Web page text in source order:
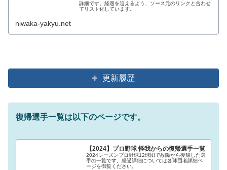
詳細です。経過を追えるよう、ソース元のリンクと合わせ
てリスト化しています。
niwaka-yakyu.net
更新履歴
復帰選手一覧は以下のページです。
【2024】プロ野球 怪我からの復帰選手一覧
2024シーズンプロ野球12球団で故障から復帰した選
手の一覧です。経過詳細については各球団者詳細ペ
ージを御覧ください。